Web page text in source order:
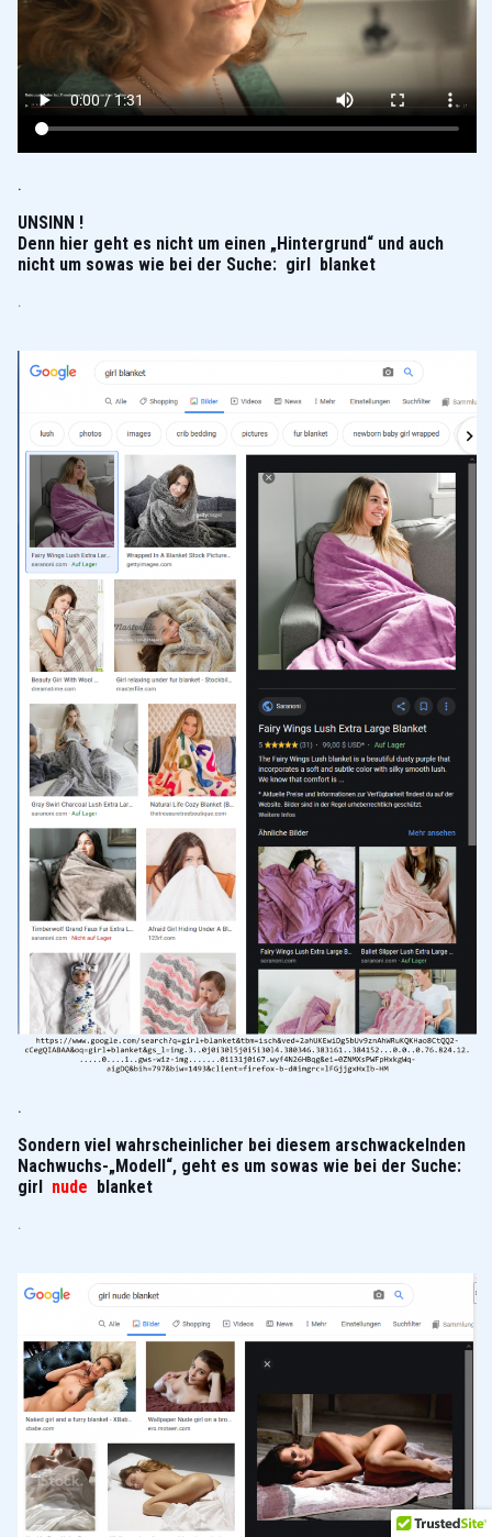
.
UNSINN !
Denn hier geht es nicht um einen „Hintergrund“ und auch
nicht um sowas wie bei der Suche: girl blanket
.
.
Sondern viel wahrscheinlicher bei diesem arschwackelnden
Nachwuchs-„Modell“, geht es um sowas wie bei der Suche:
girl nude blanket
.